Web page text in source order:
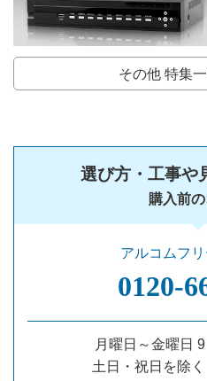
その他 特集
選び方・工事や
購入前
アルコムフ
月曜日～金曜日
土日・祝日を除く